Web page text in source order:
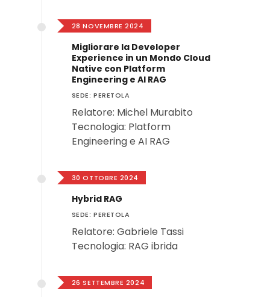
28 NOVEMBRE 2024
Migliorare la Developer
Experience in un Mondo Cloud
Native con Platform
Engineering e AI RAG
SEDE: PERETOLA
Relatore: Michel Murabito
Tecnologia: Platform
Engineering e AI RAG
30 OTTOBRE 2024
Hybrid RAG
SEDE: PERETOLA
Relatore: Gabriele Tassi
Tecnologia: RAG ibrida
26 SETTEMBRE 2024